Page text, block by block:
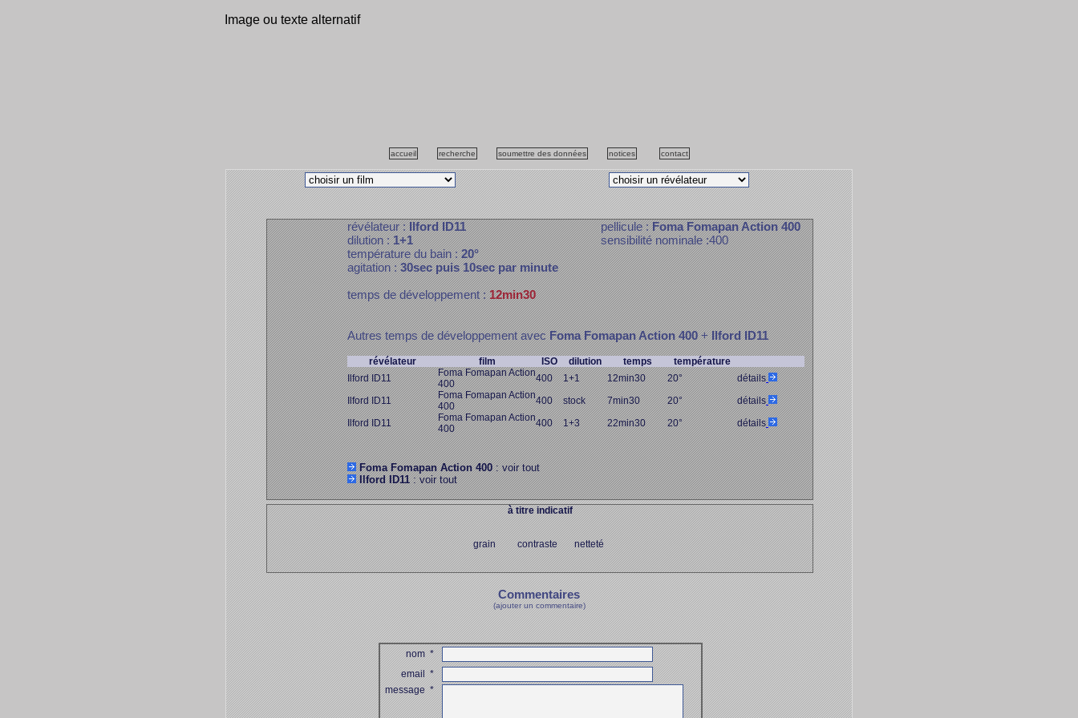
Image ou texte alternatif
accueil recherche soumettre des données notices contact
révélateur :Ilford ID11
dilution :1+1
température du bain :20°
agitation :30sec puis 10sec par minute
pellicule :Foma Fomapan Action 400
sensibilité nominale :400
temps de développement :12min30
Autres temps de développement avecFoma Fomapan Action 400+Ilford ID11
révélateur film ISO dilution temps
température
Ilford ID11
Foma Fomapan Action
400
400 1+1 12min30 20°
détails
Ilford ID11
Foma Fomapan Action
400
400 stock 7min30 20°
détails
Ilford ID11
Foma Fomapan Action
400
400 1+3 22min30 20° détails
Foma Fomapan Action 400: voir tout
Ilford ID11: voir tout
à titre indicatif
grain contraste netteté
Commentaires
(ajouter un commentaire)
nom*
email*
message*